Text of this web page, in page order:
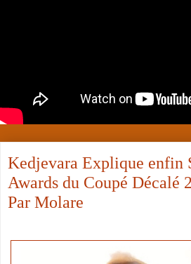
Kedjevara Explique enfin
Awards du Coupé Décalé
Par Molare